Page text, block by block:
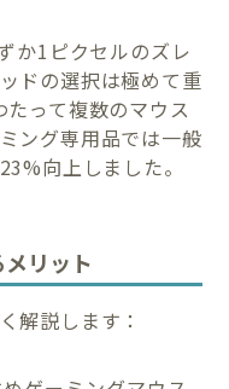
か1ピクセルのズレ
ドの選択は極めて重
って複数のマウス
ング専用品では一般
向上しました。
リット
解説します：